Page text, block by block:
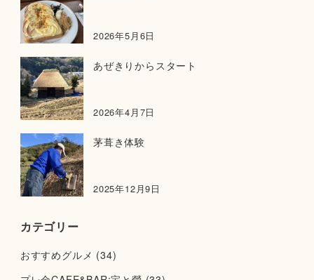
2026年5月6日
あぜきりからスタート
2026年4月7日
茅葺き体験
2025年12月9日
カテゴリー
おすすめグルメ (34)